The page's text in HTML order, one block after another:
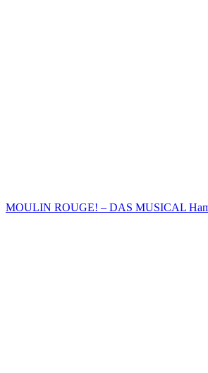
MOULIN ROUGE! – DAS MUSICAL